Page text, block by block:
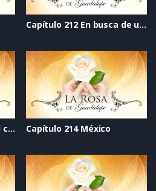
Capítulo 212 En busca de una nueva esperanza
Capítulo 213 Encontrar el camino Capítulo 214 México